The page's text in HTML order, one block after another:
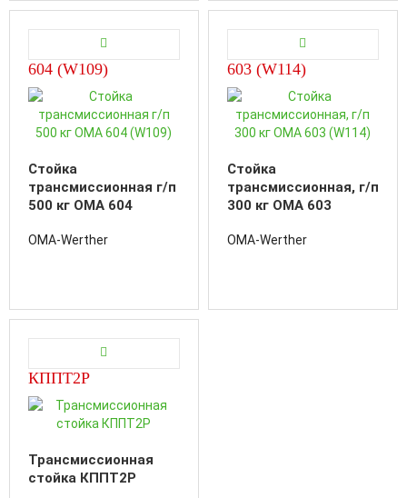
604 (W109)
Стойка
трансмиссионная г/п
500 кг OMA 604
OMA-Werther
603 (W114)
Стойка
трансмиссионная, г/п
300 кг OMA 603
OMA-Werther
КППТ2Р
Трансмиссионная
стойка КППТ2Р